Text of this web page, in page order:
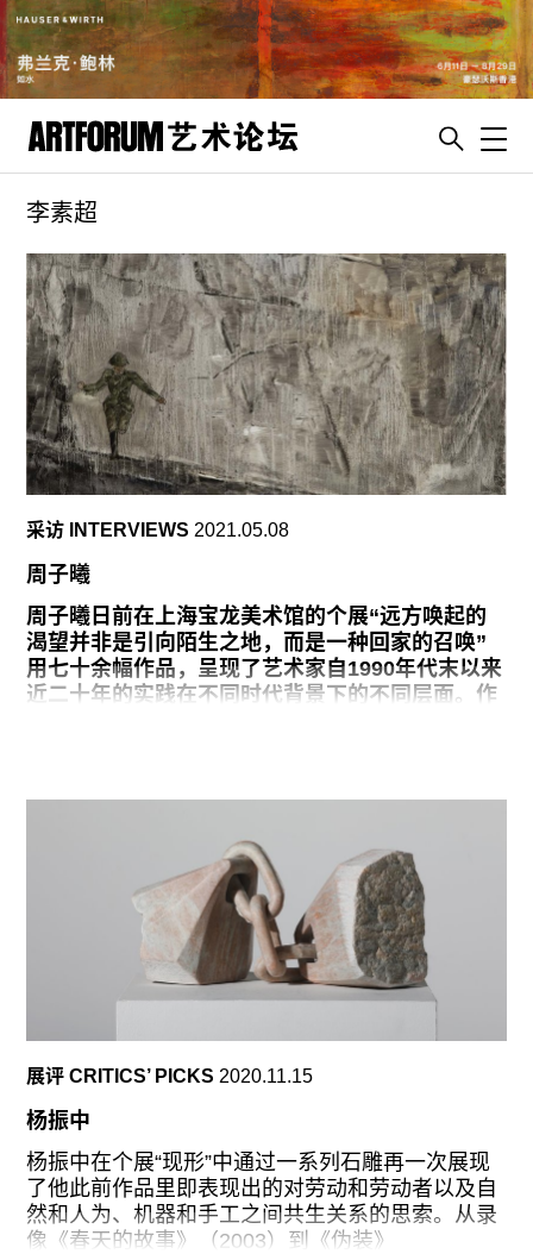
artguide
新闻
展评
杂志
专栏
视频
ENGLISH
订阅
往期内容
李素超
采访 INTERVIEWS 2021.05.08
周子曦
周子曦日前在上海宝龙美术馆的个展“远方唤起的
渴望并非是引向陌生之地，而是一种回家的召唤”
用七十余幅作品，呈现了艺术家自1990年代末以来
近二十年的实践在不同时代背景下的不同层面。作
太奇”。我们甚至不妨将整个展览想象为一件作
苦涩和荒诞。本文中，周子曦与我们分享了自身创
作的缘起、此次展览的构思以及他对绘画的理解。
展览持续到5月16日。
我最开始读的是中文系，1988年入学，第二年夏天
很偶然地去到我一位朋友的画室，跟着他们一起画
画，一个月后我发现画画这事太有趣了，八月底就
作弊被学校开除。
在我的创作经历上有两个重要的节点，一个是进入
华师大以后有了很多机会接触当代艺术，到大二时
我尝试做过一次行为创作。
展评 CRITICS’ PICKS 2020.11.15
杨振中
杨振中在个展“现形”中通过一系列石雕再一次展现
了他此前作品里即表现出的对劳动和劳动者以及自
然和人为、机器和手工之间共生关系的思索。从录
像《春天的故事》（2003）到《伪装》